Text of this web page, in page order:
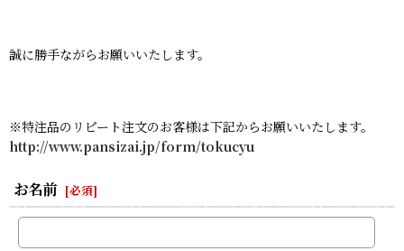
誠に勝手ながらお願いいたします。
※特注品のリピート注文のお客様は下記からお願いいたします。
http://www.pansizai.jp/form/tokucyu
お名前 [必須]